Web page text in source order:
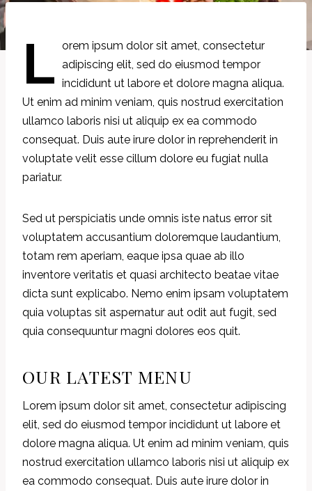
L orem ipsum dolor sit amet, consectetur
adipiscing elit, sed do eiusmod tempor
incididunt ut labore et dolore magna aliqua.
Ut enim ad minim veniam, quis nostrud exercitation
ullamco laboris nisi ut aliquip ex ea commodo
consequat. Duis aute irure dolor in reprehenderit in
voluptate velit esse cillum dolore eu fugiat nulla
pariatur.
Sed ut perspiciatis unde omnis iste natus error sit
voluptatem accusantium doloremque laudantium,
totam rem aperiam, eaque ipsa quae ab illo
inventore veritatis et quasi architecto beatae vitae
dicta sunt explicabo. Nemo enim ipsam voluptatem
quia voluptas sit aspernatur aut odit aut fugit, sed
quia consequuntur magni dolores eos quit.
OUR LATEST MENU
Lorem ipsum dolor sit amet, consectetur adipiscing
elit, sed do eiusmod tempor incididunt ut labore et
dolore magna aliqua. Ut enim ad minim veniam, quis
nostrud exercitation ullamco laboris nisi ut aliquip ex
ea commodo consequat. Duis aute irure dolor in